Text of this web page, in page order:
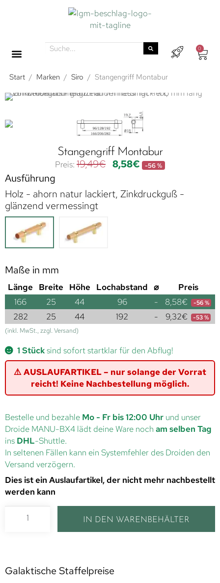
0
Start / Marken / Siro / Stangengriff Montabur
Stangengriff Montabur
19,49€ 8,58€ -56 %
Ausführung
Holz - ahorn natur lackiert, Zinkdruckguß -
glänzend vermessingt
Maße in mm
Länge Breite Höhe Lochabstand ⌀
Preis
166
25 44 96 - 8,58€ -56 %
282 25 44 192 - 9,32€ -53 %
(inkl. MwSt., zzgl. Versand)
1 Stücksind sofort startklar für den Abflug!
⚠️ AUSLAUFARTIKEL – nur solange der Vorrat
reicht! Keine Nachbestellung möglich.
Bestelle und bezahle Mo - Fr bis 12:00 Uhr und unser
Droide MANU-BX4 lädt deine Ware noch am selben Tag
ins DHL-Shuttle.
In seltenen Fällen kann ein Systemfehler des Droiden den
Versand verzögern.
Dies ist ein Auslaufartikel, der nicht mehr nachbestellt
werden kann
IN DEN WARENBEHÄLTER
Galaktische Staffelpreise